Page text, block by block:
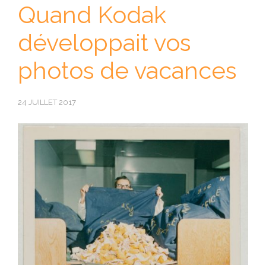
Quand Kodak
développait vos
photos de vacances
24 JUILLET 2017